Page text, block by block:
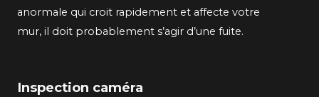
anormale qui croit rapidement et affecte votre
mur, il doit probablement s’agir d’une fuite.
Inspection caméra